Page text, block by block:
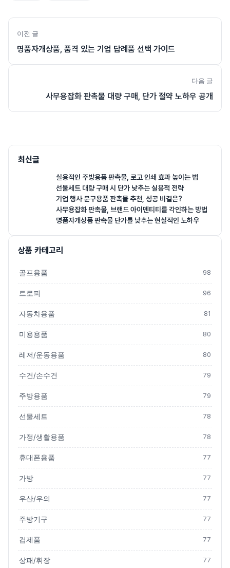
이전 글
명품자개상품, 품격 있는 기업 답례품 선택 가이드
다음 글
사무용잡화 판촉물 대량 구매, 단가 절약 노하우 공개
최신글
실용적인 주방용품 판촉물, 로고 인쇄 효과 높이는 법
선물세트 대량 구매 시 단가 낮추는 실용적 전략
기업 행사 문구용품 판촉물 추천, 성공 비결은?
사무용잡화 판촉물, 브랜드 아이덴티티를 각인하는 방법
명품자개상품 판촉물 단가를 낮추는 현실적인 노하우
상품 카테고리
골프용품 98
트로피 96
자동차용품 81
미용용품 80
레저/운동용품 80
수건/손수건 79
주방용품 79
선물세트 78
가정/생활용품 78
휴대폰용품 77
가방 77
우산/우의 77
주방기구 77
컵제품 77
상패/휘장 77